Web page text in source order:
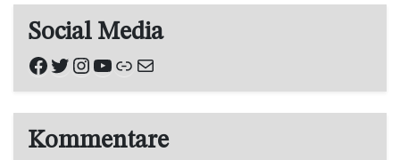
Social Media
Facebook
Twitter
Instagram
YouTube
Link
E-Mail
Kommentare